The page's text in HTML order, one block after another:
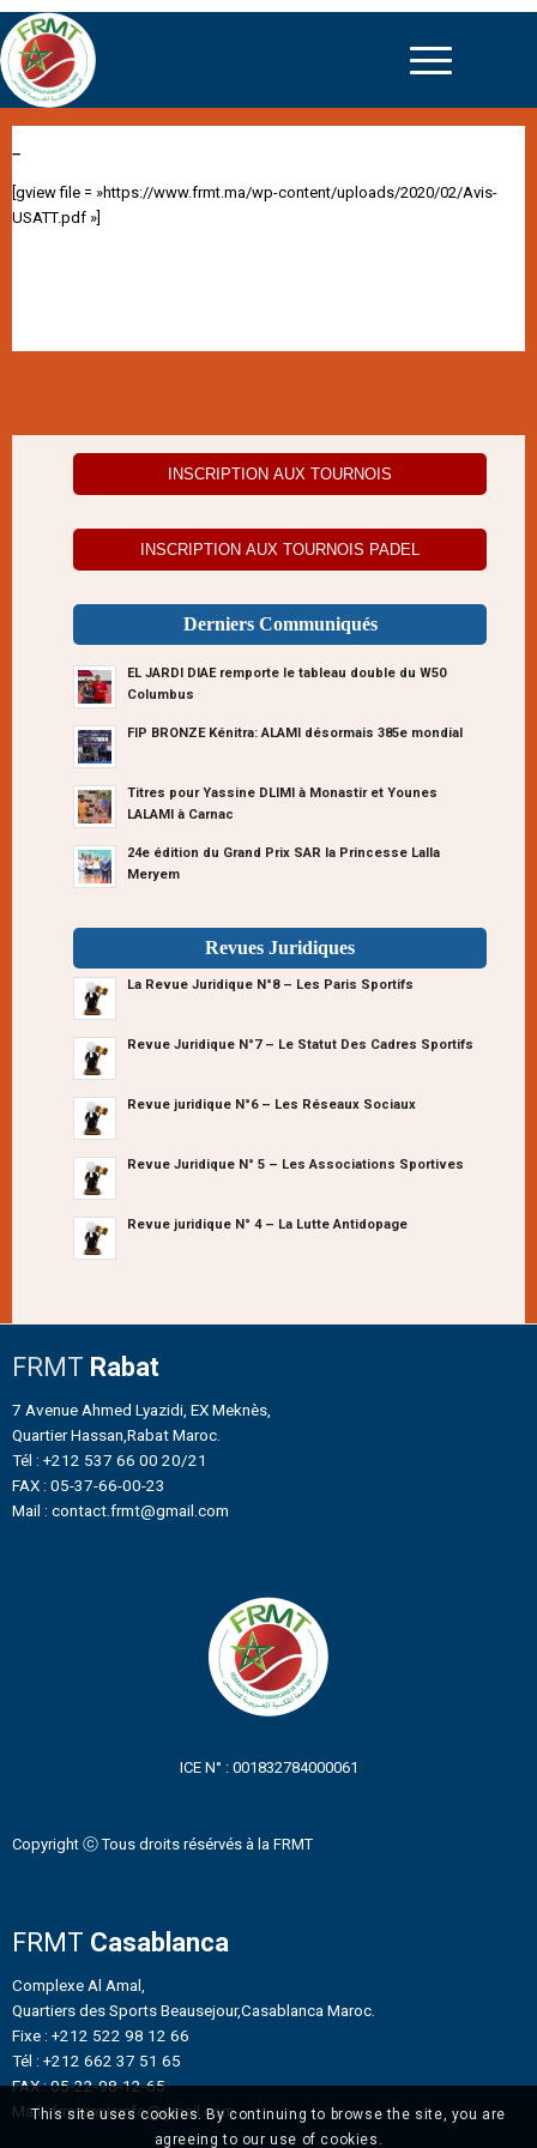
–
[gview file = »https://www.frmt.ma/wp-content/uploads/2020/02/Avis-
USATT.pdf »]
INSCRIPTION AUX TOURNOIS
INSCRIPTION AUX TOURNOIS PADEL
Derniers Communiqués
EL JARDI DIAE remporte le tableau double du W50
Columbus
FIP BRONZE Kénitra: ALAMI désormais 385e mondial
Titres pour Yassine DLIMI à Monastir et Younes
LALAMI à Carnac
24e édition du Grand Prix SAR la Princesse Lalla
Meryem
Revues Juridiques
La Revue Juridique N°8 – Les Paris Sportifs
Revue Juridique N°7 – Le Statut Des Cadres Sportifs
Revue juridique N°6 – Les Réseaux Sociaux
Revue Juridique N° 5 – Les Associations Sportives
Revue juridique N° 4 – La Lutte Antidopage
FRMT Rabat
7 Avenue Ahmed Lyazidi, EX Meknès,
Quartier Hassan,Rabat Maroc.
Tél : +212 537 66 00 20/21
FAX : 05-37-66-00-23
Mail : contact.frmt@gmail.com
ICE N° : 001832784000061
Copyright ⓒ Tous droits résérvés à la FRMT
FRMT Casablanca
Complexe Al Amal,
Quartiers des Sports Beausejour,Casablanca Maroc.
Fixe : +212 522 98 12 66
Tél : +212 662 37 51 65
FAX : 05-22-98-12-65
Mail : frmtennisinfo@gmail.com
This site uses cookies. By continuing to browse the site, you are
agreeing to our use of cookies.